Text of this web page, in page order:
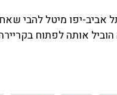
אביב-יפו מיטל להבי
אותה לפתוח